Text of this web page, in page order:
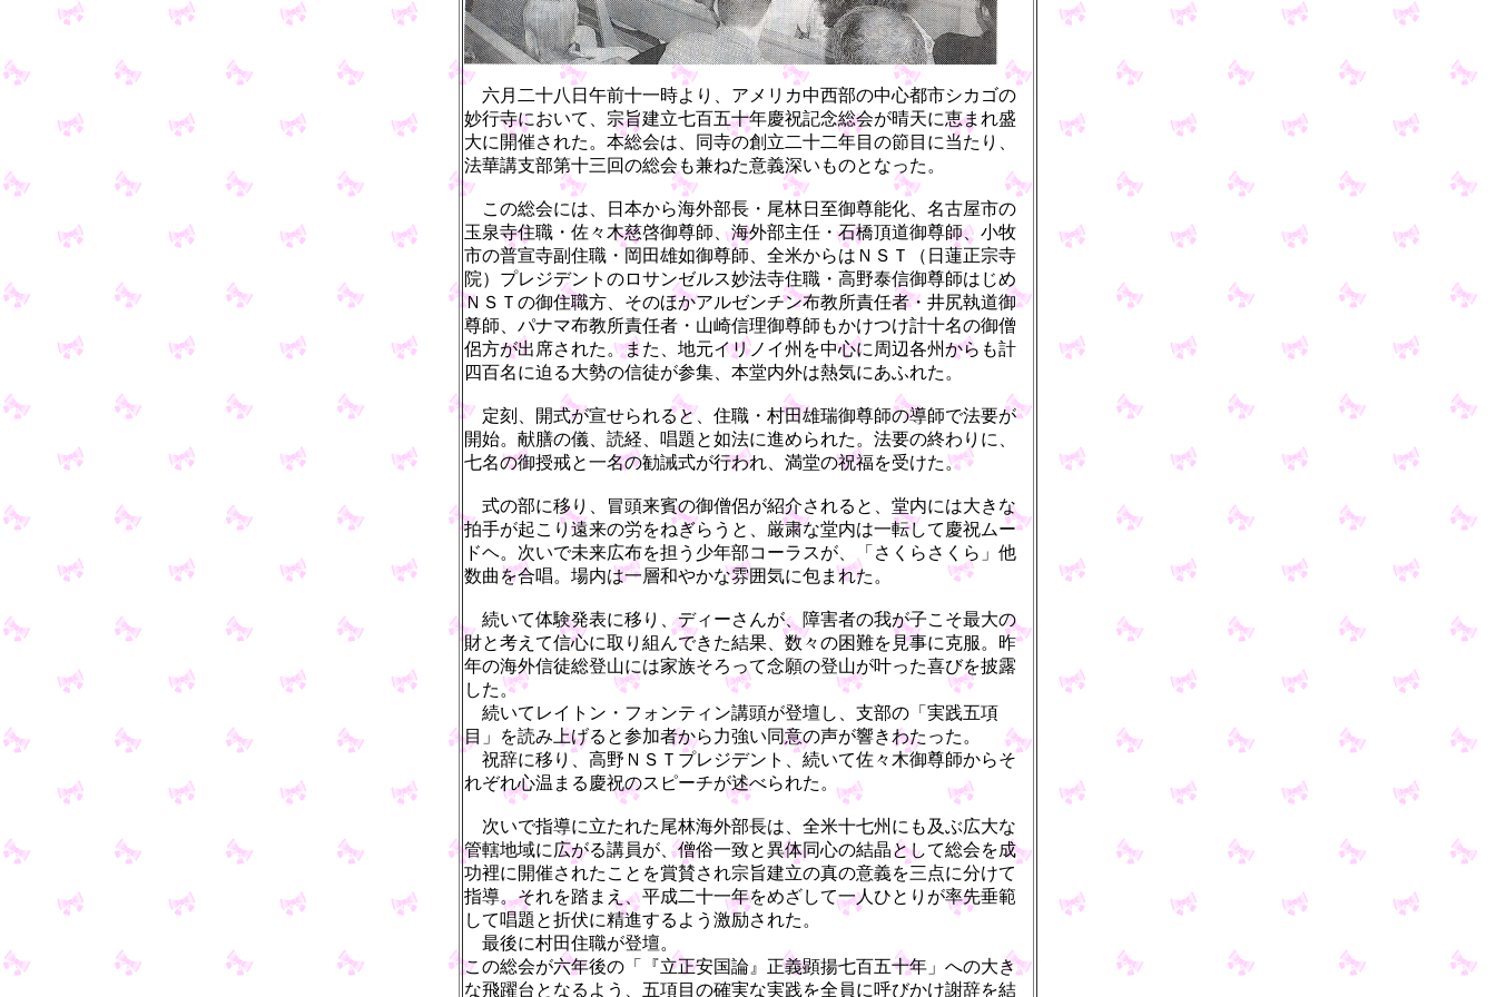
六月二十八日午前十一時より、アメリカ中西部の中心都市シカゴの
妙行寺において、宗旨建立七百五十年慶祝記念総会が晴天に恵まれ盛
大に開催された。本総会は、同寺の創立二十二年目の節目に当たり、
法華講支部第十三回の総会も兼ねた意義深いものとなった。
この総会には、日本から海外部長・尾林日至御尊能化、名古屋市の
玉泉寺住職・佐々木慈啓御尊師、海外部主任・石橋頂道御尊師、小牧
市の普宣寺副住職・岡田雄如御尊師、全米からはＮＳＴ（日蓮正宗寺
院）プレジデントのロサンゼルス妙法寺住職・高野泰信御尊師はじめ
ＮＳＴの御住職方、そのほかアルゼンチン布教所責任者・井尻執道御
尊師、パナマ布教所責任者・山崎信理御尊師もかけつけ計十名の御僧
侶方が出席された。また、地元イリノイ州を中心に周辺各州からも計
四百名に迫る大勢の信徒が参集、本堂内外は熱気にあふれた。
定刻、開式が宣せられると、住職・村田雄瑞御尊師の導師で法要が
開始。献膳の儀、読経、唱題と如法に進められた。法要の終わりに、
七名の御授戒と一名の勧誡式が行われ、満堂の祝福を受けた。
式の部に移り、冒頭来賓の御僧侶が紹介されると、堂内には大きな
拍手が起こり遠来の労をねぎらうと、厳粛な堂内は一転して慶祝ムー
ドヘ。次いで未来広布を担う少年部コーラスが、「さくらさくら」他
数曲を合唱。場内は一層和やかな雰囲気に包まれた。
続いて体験発表に移り、ディーさんが、障害者の我が子こそ最大の
財と考えて信心に取り組んできた結果、数々の困難を見事に克服。昨
年の海外信徒総登山には家族そろって念願の登山が叶った喜びを披露
した。
続いてレイトン・フォンティン講頭が登壇し、支部の「実践五項
目」を読み上げると参加者から力強い同意の声が響きわたった。
祝辞に移り、高野ＮＳＴプレジデント、続いて佐々木御尊師からそ
れぞれ心温まる慶祝のスピーチが述べられた。
次いで指導に立たれた尾林海外部長は、全米十七州にも及ぶ広大な
管轄地域に広がる講員が、僧俗一致と異体同心の結晶として総会を成
功裡に開催されたことを賞賛され宗旨建立の真の意義を三点に分けて
指導。それを踏まえ、平成二十一年をめざして一人ひとりが率先垂範
して唱題と折伏に精進するよう激励された。
最後に村田住職が登壇。
この総会が六年後の「『立正安国論』正義顕揚七百五十年」への大き
な飛躍台となるよう、五項目の確実な実践を全員に呼びかけ謝辞を結